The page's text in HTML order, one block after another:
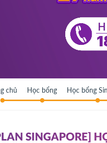
chủ Học bổng Học bổng
SINGAPORE]